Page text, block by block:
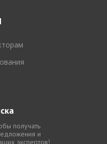
получать
и
экспертов!